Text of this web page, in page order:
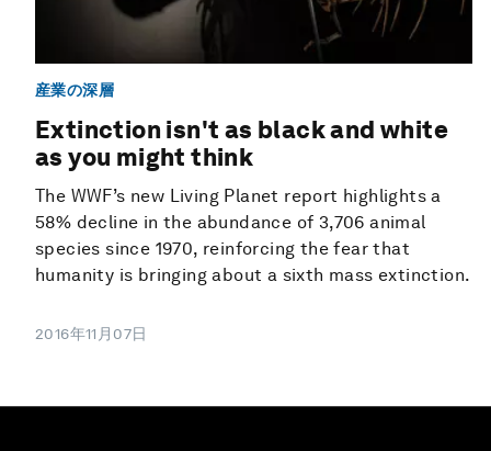
産業の深層
Extinction isn't as black and white
as you might think
The WWF’s new Living Planet report highlights a
58% decline in the abundance of 3,706 animal
species since 1970, reinforcing the fear that
humanity is bringing about a sixth mass extinction.
2016年11月07日